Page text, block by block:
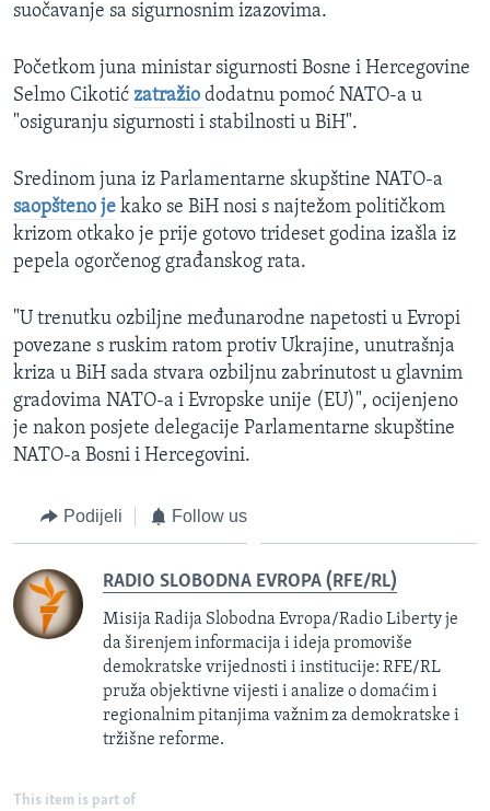
suočavanje sa sigurnosnim izazovima.
Početkom juna ministar sigurnosti Bosne i Hercegovine
Selmo Cikotić zatražio dodatnu pomoć NATO-a u
"osiguranju sigurnosti i stabilnosti u BiH".
Sredinom juna iz Parlamentarne skupštine NATO-a
saopšteno je kako se BiH nosi s najtežom političkom
krizom otkako je prije gotovo trideset godina izašla iz
pepela ogorčenog građanskog rata.
"U trenutku ozbiljne međunarodne napetosti u Evropi
povezane s ruskim ratom protiv Ukrajine, unutrašnja
kriza u BiH sada stvara ozbiljnu zabrinutost u glavnim
gradovima NATO-a i Evropske unije (EU)", ocijenjeno
je nakon posjete delegacije Parlamentarne skupštine
NATO-a Bosni i Hercegovini.
Podijeli Follow us
RADIO SLOBODNA EVROPA (RFE/RL)
Misija Radija Slobodna Evropa/Radio Liberty je
da širenjem informacija i ideja promoviše
demokratske vrijednosti i institucije: RFE/RL
pruža objektivne vijesti i analize o domaćim i
regionalnim pitanjima važnim za demokratske i
tržišne reforme.
This item is part of